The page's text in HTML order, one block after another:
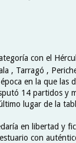
con el
, Tarragó ,
en la que las
14 partidos y
lugar de la
en libertad y
con